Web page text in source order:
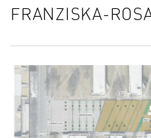
FRANZISKA-